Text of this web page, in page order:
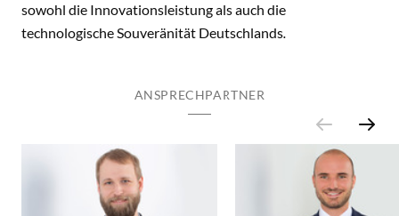
sowohl die Innovationsleistung als auch die
technologische Souveränität Deutschlands.
ANSPRECHPARTNER